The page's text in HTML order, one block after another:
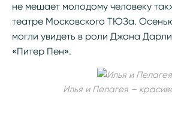
не мешает молодому человеку
театре Московского ТЮЗа.
могли увидеть в роли Джона
«Питер Пен».
Илья и Пелагея –